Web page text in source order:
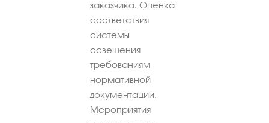
заказчика. Оценка
соответствия
системы
освещения
требованиям
нормативной
документации.
Мероприятия